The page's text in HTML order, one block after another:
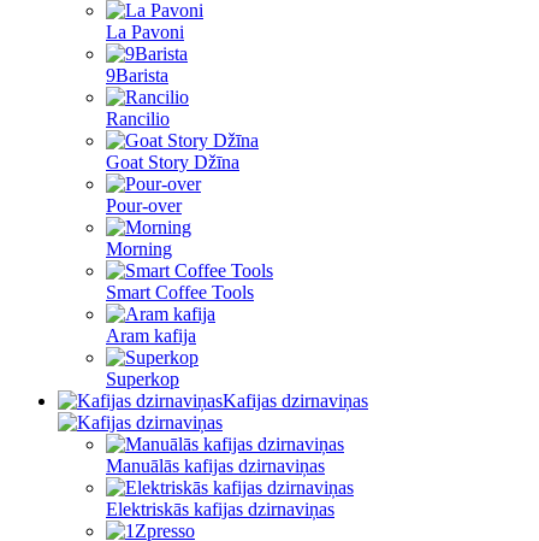
La Pavoni
9Barista
Rancilio
Goat Story Džīna
Pour-over
Morning
Smart Coffee Tools
Aram kafija
Superkop
Kafijas dzirnaviņas
Manuālās kafijas dzirnaviņas
Elektriskās kafijas dzirnaviņas